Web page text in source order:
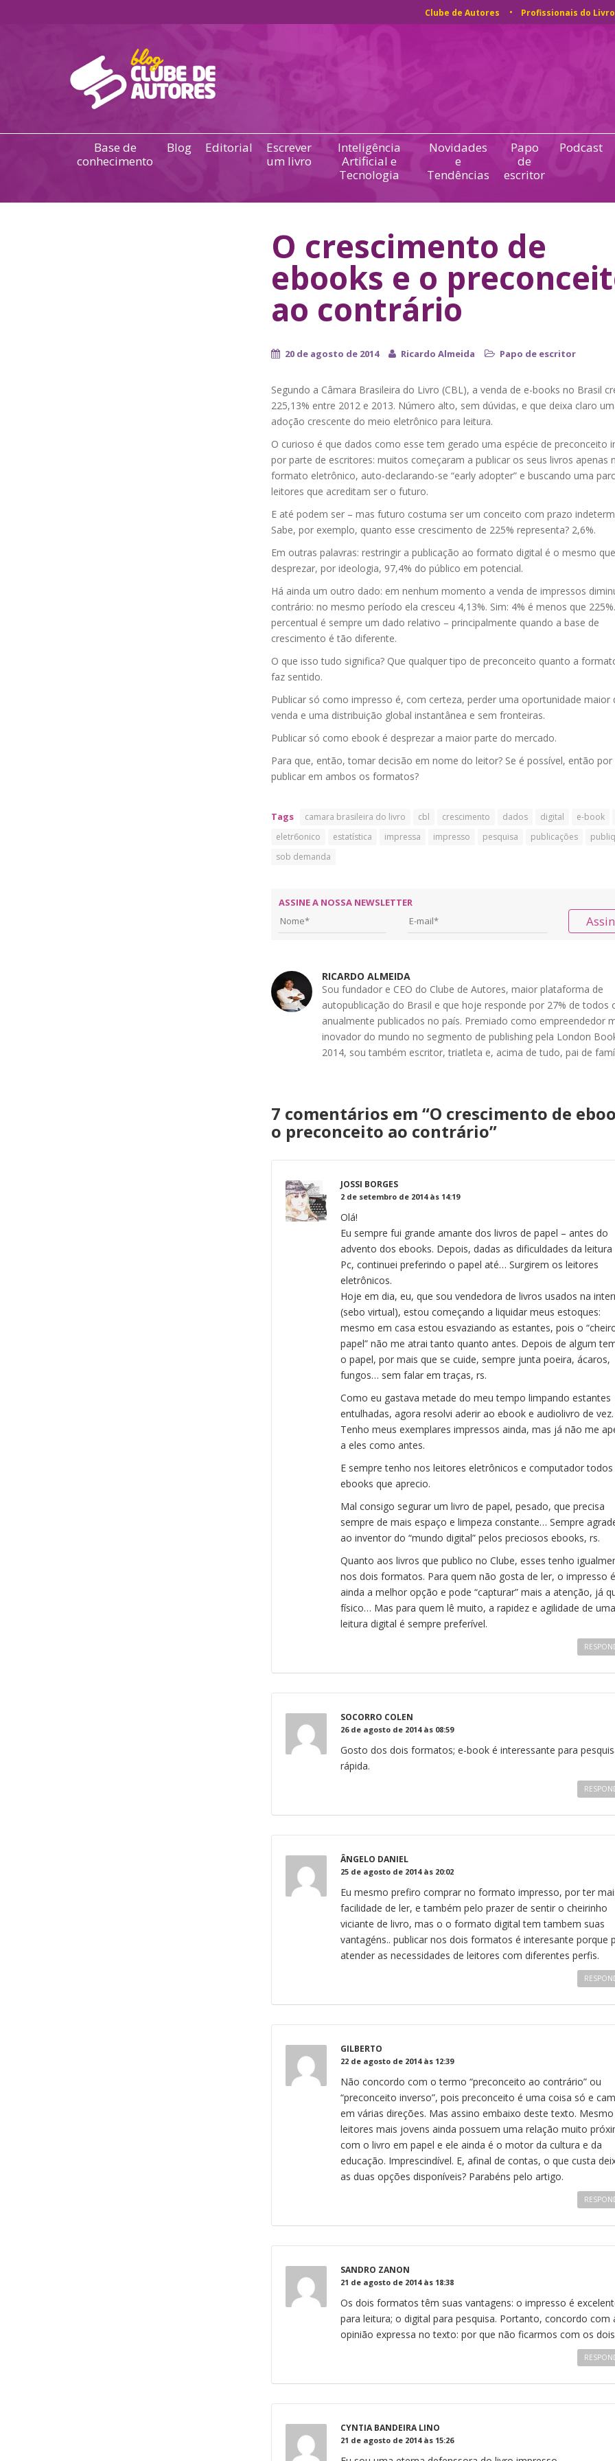
Clube de Autores Profissionais do Livro
Base de
conhecimento
Blog Editorial
Escrever
um livro
Inteligência
Artificial e
Tecnologia
Novidades
e
Tendências
Papo
de
escritor
Podcast
O crescimento de
ebooks e o
ao contrário
20 de agosto de 2014 Ricardo Almeida Papo de escritor
Segundo a Câmara Brasileira do Livro (CBL), a venda de e-books no Brasil
225,13% entre 2012 e 2013. Número alto, sem dúvidas, e que deixa claro
adoção crescente do meio eletrônico para leitura.
O curioso é que dados como esse tem gerado uma espécie de preconceito
por parte de escritores: muitos começaram a publicar os seus livros apenas
formato eletrônico, auto-declarando-se “early adopter” e buscando uma
leitores que acreditam ser o futuro.
E até podem ser – mas futuro costuma ser um conceito com prazo
Sabe, por exemplo, quanto esse crescimento de 225% representa? 2,6%.
Em outras palavras: restringir a publicação ao formato digital é o mesmo que
desprezar, por ideologia, 97,4% do público em potencial.
Há ainda um outro dado: em nenhum momento a venda de impressos
contrário: no mesmo período ela cresceu 4,13%. Sim: 4% é menos que
percentual é sempre um dado relativo – principalmente quando a base de
crescimento é tão diferente.
O que isso tudo significa? Que qualquer tipo de preconceito quanto a
faz sentido.
Publicar só como impresso é, com certeza, perder uma oportunidade maior
venda e uma distribuição global instantânea e sem fronteiras.
Publicar só como ebook é desprezar a maior parte do mercado.
Para que, então, tomar decisão em nome do leitor? Se é possível, então por
publicar em ambos os formatos?
Tags camara brasileira do livro cbl crescimento dados digital e-book
eletr6onico
estatística impressa impresso pesquisa publicações
sob demanda
ASSINE A NOSSA NEWSLETTER
RICARDO ALMEIDA
Sou fundador e CEO do Clube de Autores, maior plataforma de
autopublicação do Brasil e que hoje responde por 27% de todos
anualmente publicados no país. Premiado como empreendedor
inovador do mundo no segmento de publishing pela London
2014, sou também escritor, triatleta e, acima de tudo, pai de
7 comentários em “O crescimento de
o preconceito ao contrário”
JOSSI BORGES
2 de setembro de 2014 às 14:19
Olá!
Eu sempre fui grande amante dos livros de papel – antes do
advento dos ebooks. Depois, dadas as dificuldades da leitura
Pc, continuei preferindo o papel até… Surgirem os leitores
eletrônicos.
Hoje em dia, eu, que sou vendedora de livros usados na
(sebo virtual), estou começando a liquidar meus estoques:
mesmo em casa estou esvaziando as estantes, pois o
papel” não me atrai tanto quanto antes. Depois de algum
o papel, por mais que se cuide, sempre junta poeira, ácaros,
fungos… sem falar em traças, rs.
Como eu gastava metade do meu tempo limpando estantes
entulhadas, agora resolvi aderir ao ebook e audiolivro de vez.
Tenho meus exemplares impressos ainda, mas já não me
a eles como antes.
E sempre tenho nos leitores eletrônicos e computador todos
ebooks que aprecio.
Mal consigo segurar um livro de papel, pesado, que precisa
sempre de mais espaço e limpeza constante… Sempre
ao inventor do “mundo digital” pelos preciosos ebooks, rs.
Quanto aos livros que publico no Clube, esses tenho
nos dois formatos. Para quem não gosta de ler, o impresso é
ainda a melhor opção e pode “capturar” mais a atenção, já
físico… Mas para quem lê muito, a rapidez e agilidade de uma
leitura digital é sempre preferível.
SOCORRO COLEN
26 de agosto de 2014 às 08:59
Gosto dos dois formatos; e-book é interessante para
rápida.
ÂNGELO DANIEL
25 de agosto de 2014 às 20:02
Eu mesmo prefiro comprar no formato impresso, por ter
facilidade de ler, e também pelo prazer de sentir o cheirinho
viciante de livro, mas o o formato digital tem tambem suas
vantagéns.. publicar nos dois formatos é interesante porque
atender as necessidades de leitores com diferentes perfis.
GILBERTO
22 de agosto de 2014 às 12:39
Não concordo com o termo “preconceito ao contrário” ou
“preconceito inverso”, pois preconceito é uma coisa só e
em várias direções. Mas assino embaixo deste texto. Mesmo
leitores mais jovens ainda possuem uma relação muito
com o livro em papel e ele ainda é o motor da cultura e da
educação. Imprescindível. E, afinal de contas, o que custa
as duas opções disponíveis? Parabéns pelo artigo.
SANDRO ZANON
21 de agosto de 2014 às 18:38
Os dois formatos têm suas vantagens: o impresso é
para leitura; o digital para pesquisa. Portanto, concordo com
opinião expressa no texto: por que não ficarmos com os
CYNTIA BANDEIRA LINO
21 de agosto de 2014 às 15:26